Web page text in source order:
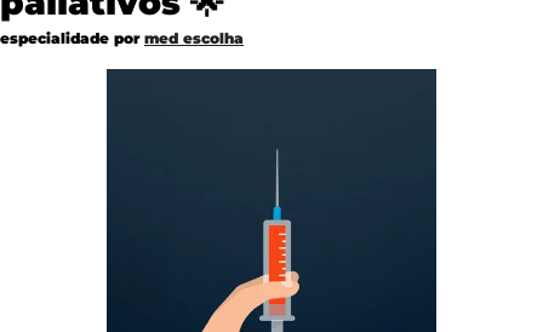
especialidade por med escolha